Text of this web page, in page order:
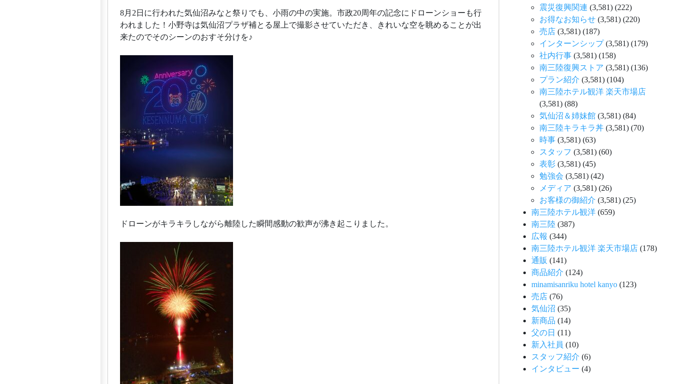
8月2日に行われた気仙沼みなと祭りでも、小雨の中の実施。市政20周年の記念にドローンショーも行
われました！小野寺は気仙沼プラザ補とる屋上で撮影させていただき、きれいな空を眺めることが出
来たのでそのシーンのおすそ分けを♪
ドローンがキラキラしながら離陸した瞬間感動の歓声が沸き起こりました。
震災復興関連 (3,581) (222)
お得なお知らせ (3,581) (220)
売店 (3,581) (187)
インターンシップ(3,581) (179)
社内行事 (3,581) (158)
南三陸復興ストア (3,581) (136)
プラン紹介 (3,581) (104)
南三陸ホテル観洋 楽天市場店
(3,581) (88)
気仙沼＆姉妹館 (3,581) (84)
南三陸キラキラ丼 (3,581) (70)
時事 (3,581) (63)
スタッフ (3,581) (60)
表彰 (3,581) (45)
勉強会 (3,581) (42)
メディア (3,581) (26)
お客様の御紹介 (3,581) (25)
南三陸ホテル観洋 (659)
南三陸 (387)
広報 (344)
南三陸ホテル観洋 楽天市場店 (178)
通販 (141)
商品紹介 (124)
minamisanriku hotel kanyo (123)
売店 (76)
気仙沼 (35)
新商品 (14)
父の日 (11)
新入社員 (10)
スタッフ紹介 (6)
インタビュー (4)